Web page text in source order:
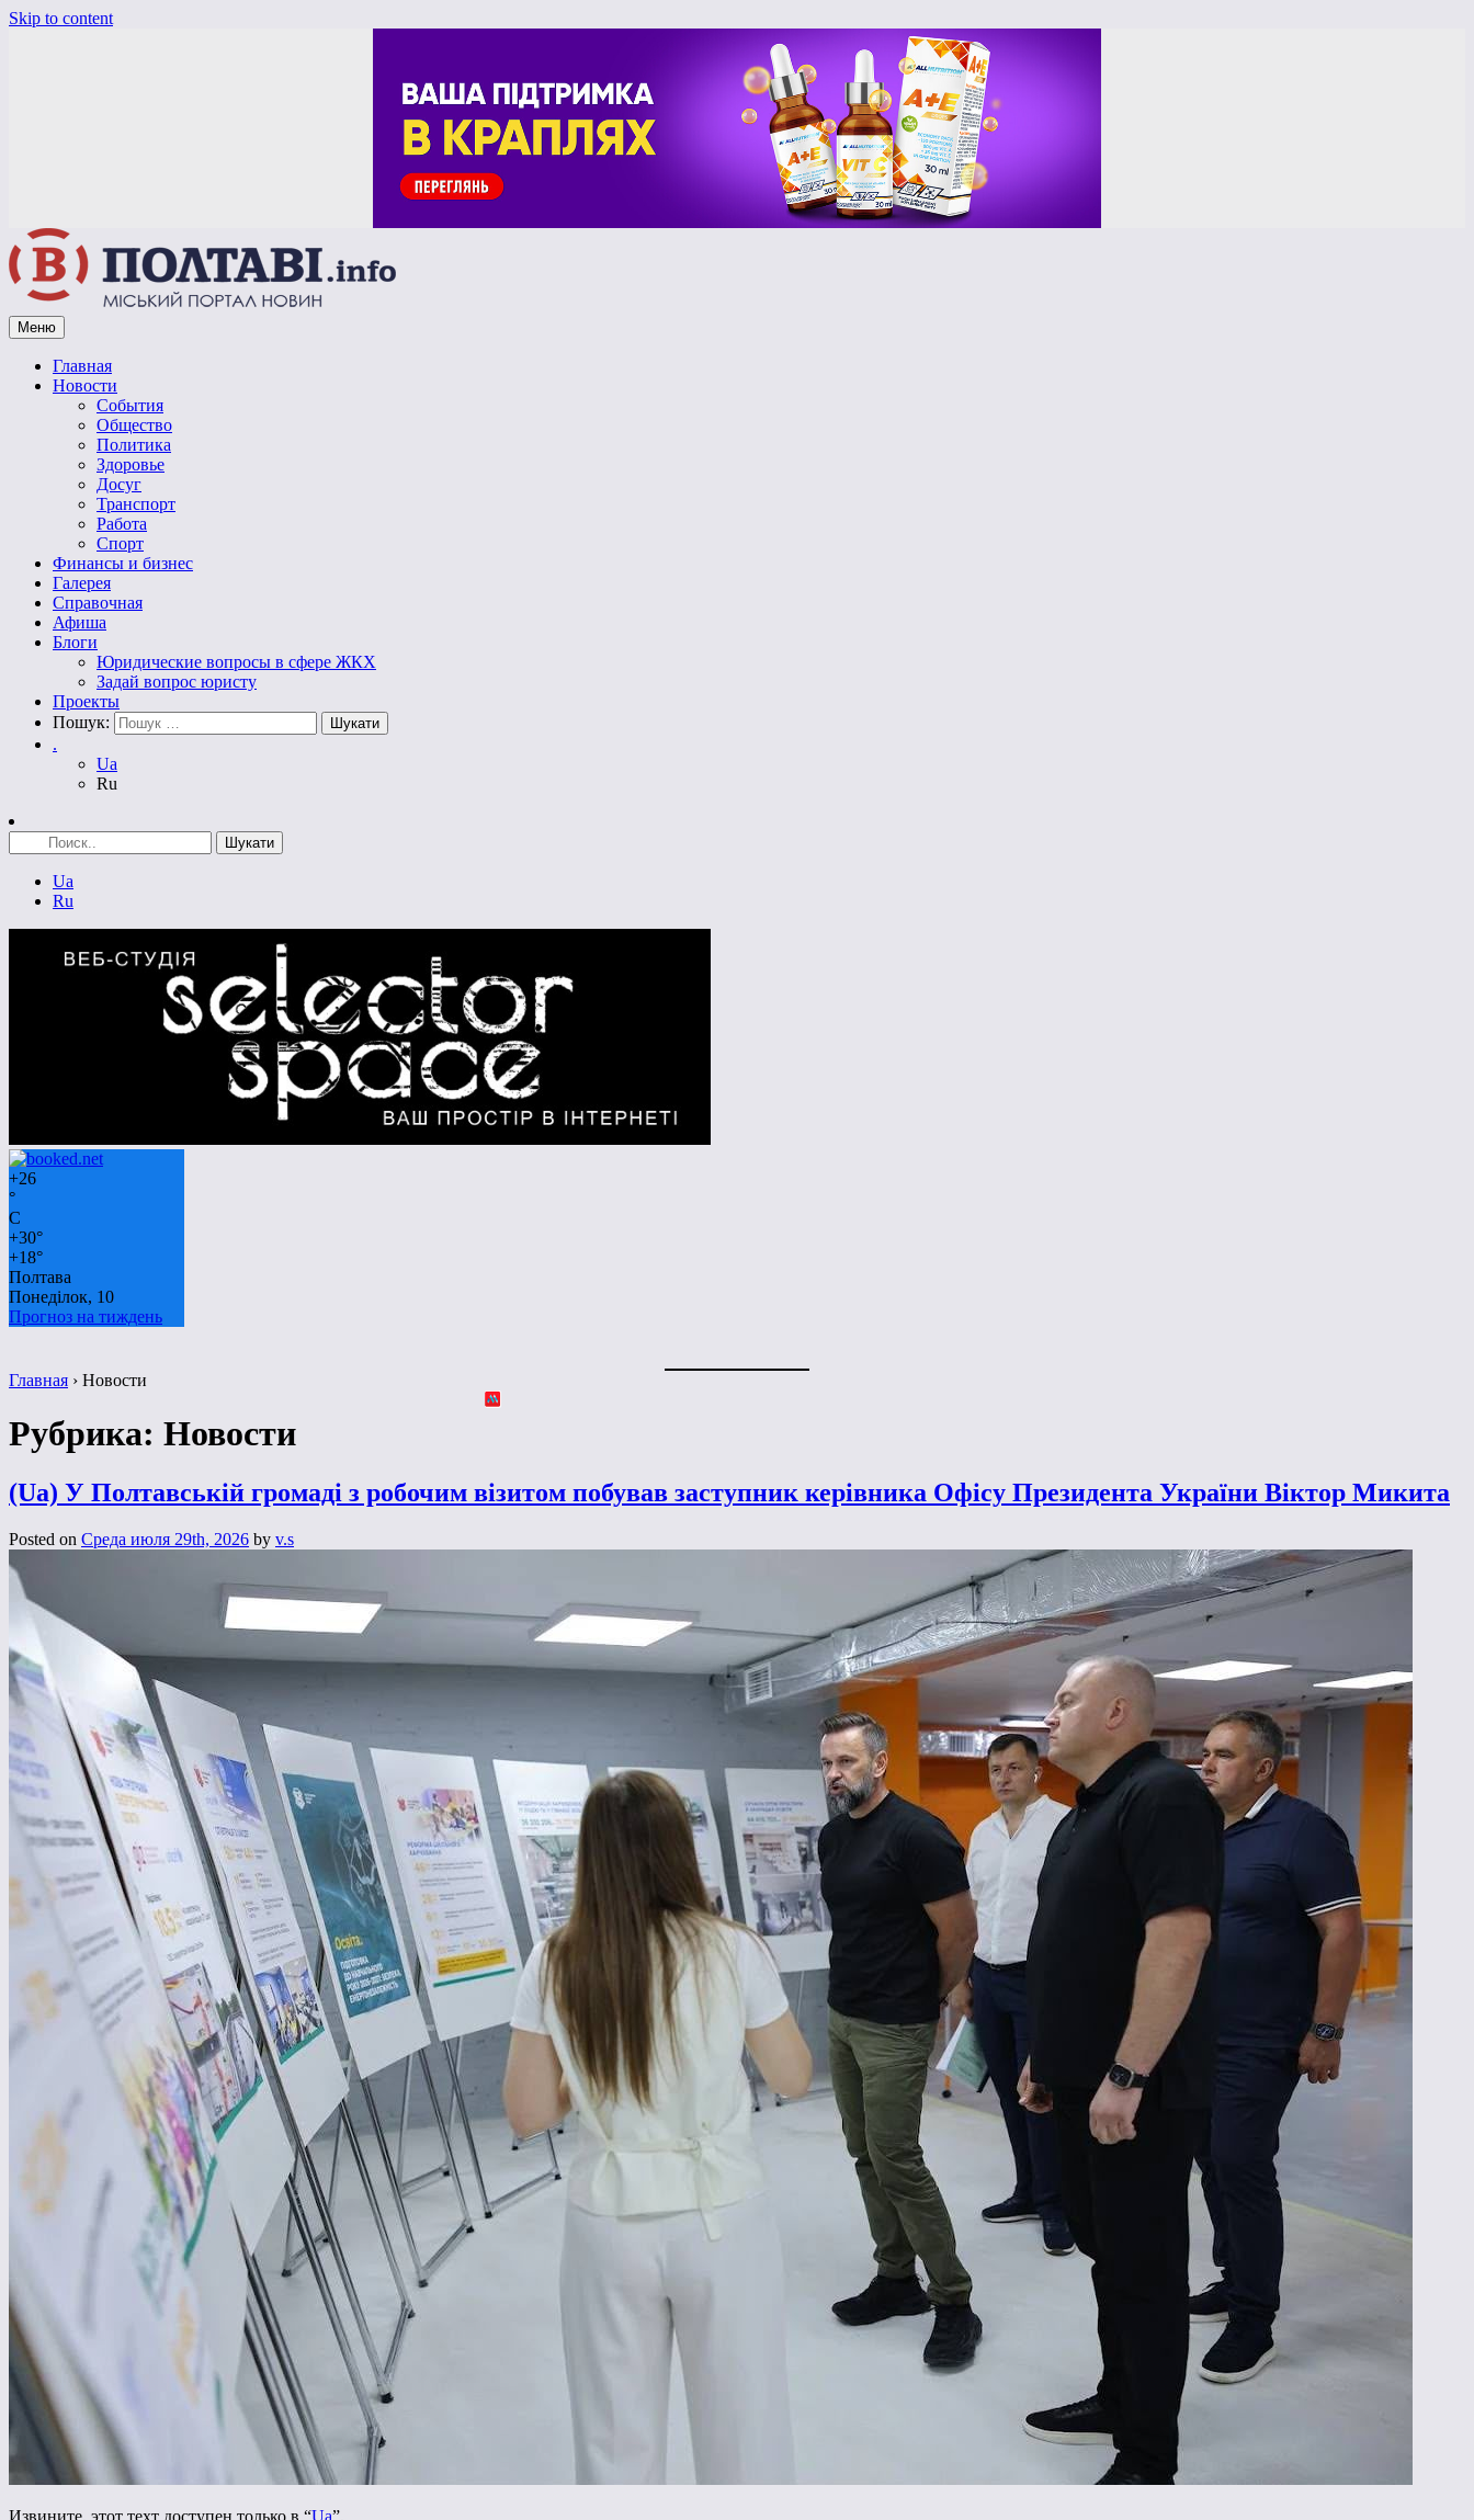
Skip to content
Vpoltave.info
Полтавский портал новостей
Меню
Главная
Новости
События
Общество
Политика
Здоровье
Досуг
Транспорт
Работа
Спорт
Финансы и бизнес
Галерея
Справочная
Афиша
Блоги
Юридические вопросы в сфере ЖКХ
Задай вопрос юристу
Проекты
Пошук:
.
Ua
Ru
Ua
Ru
+26
°
C
+30°
+18°
Полтава
Понеділок, 10
Прогноз на тиждень
Главная › Новости
Рубрика: Новости
(Ua) У Полтавській громаді з робочим візитом побував заступник керівника Офісу Президента України Віктор Микита
Posted on Среда июля 29th, 2026 by v.s
Извините, этот техт доступен только в “Ua”.